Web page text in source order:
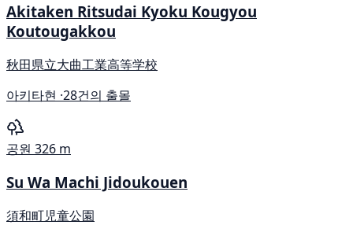
Akitaken Ritsudai Kyoku Kougyou
Koutougakkou
秋田県立大曲工業高等学校
아키타현 ·28건의 출몰
공원 326 m
Su Wa Machi Jidoukouen
須和町児童公園